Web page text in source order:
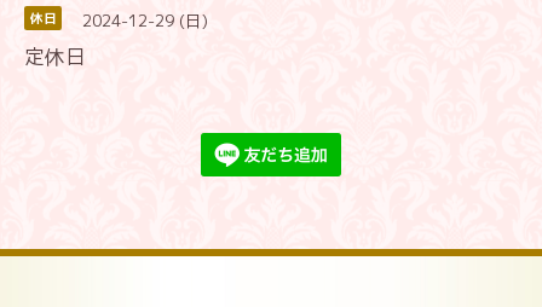
休日 2024-12-29 (日)
定休日